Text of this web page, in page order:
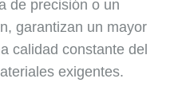
de precisión o un
garantizan un mayor
calidad constante del
exigentes.